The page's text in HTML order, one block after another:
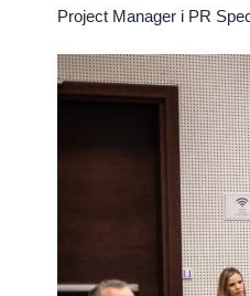
Project Manager i PR